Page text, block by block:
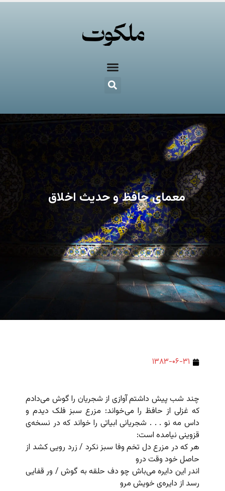
معمای حافظ و حدیث اخلاق
۱۳۸۳-۰۶-۳۱
چند شب پیش داشتم آوازی از شجریان را گوش می‌دادم
که غزلی از حافظ را می‌خواند: مزرع سبز فلک دیدم و
داس مه نو . . . شجریانی ابیاتی را خواند که در نسخه‌ی
قزوینی نیامده است:
هر که در مزرع دل تخم وفا سبز نکرد / زرد رویی کشد از
حاصل خود وقت درو
اندر این دایره می‌باش چو دف حلقه به گوش / ور قفایی
رسد از دایره‌ی خویش مرو